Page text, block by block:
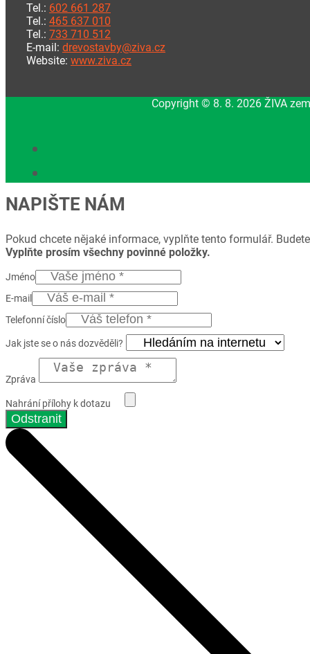
Tel.: 602 661 287
Tel.: 465 637 010
Tel.: 733 710 512
E-mail: drevostavby@ziva.cz
Website: www.ziva.cz
Copyright © 8. 8. 2026 ŽIVA
NAPIŠTE NÁM
Pokud chcete nějaké informace, vyplňte tento formulář.
Vyplňte prosím všechny povinné položky.
Jméno
E-mail
Telefonní číslo
Jak jste se o nás dozvěděli?
Zpráva
Nahrání přílohy k dotazu
Odstranit